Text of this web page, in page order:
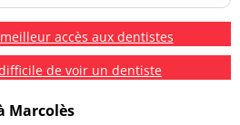
accès aux dentistes
de voir un dentiste
Marcolès